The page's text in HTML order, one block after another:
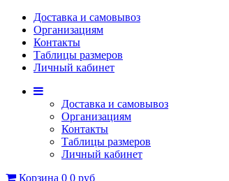
Доставка и самовывоз
Организациям
Контакты
Таблицы размеров
Личный кабинет
Доставка и самовывоз
Организациям
Контакты
Таблицы размеров
Личный кабинет
Корзина 0 0 руб